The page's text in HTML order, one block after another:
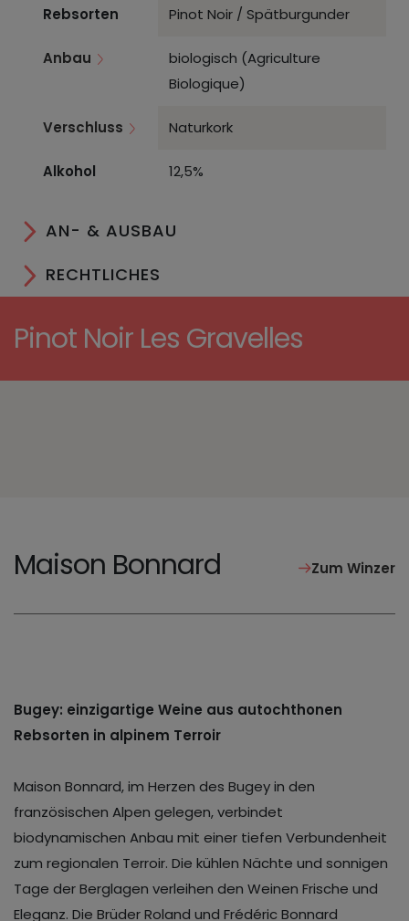
Rebsorten Pinot Noir / Spätburgunder
Anbau
biologisch (Agriculture
Biologique)
Verschluss Naturkork
Alkohol 12,5%
AN- & AUSBAU
RECHTLICHES
Pinot Noir Les Gravelles
Maison Bonnard Zum Winzer
Bugey: einzigartige Weine aus autochthonen
Rebsorten in alpinem Terroir
Maison Bonnard, im Herzen des Bugey in den
französischen Alpen gelegen, verbindet
biodynamischen Anbau mit einer tiefen Verbundenheit
zum regionalen Terroir. Die kühlen Nächte und sonnigen
Tage der Berglagen verleihen den Weinen Frische und
Eleganz. Die Brüder Roland und Frédéric Bonnard